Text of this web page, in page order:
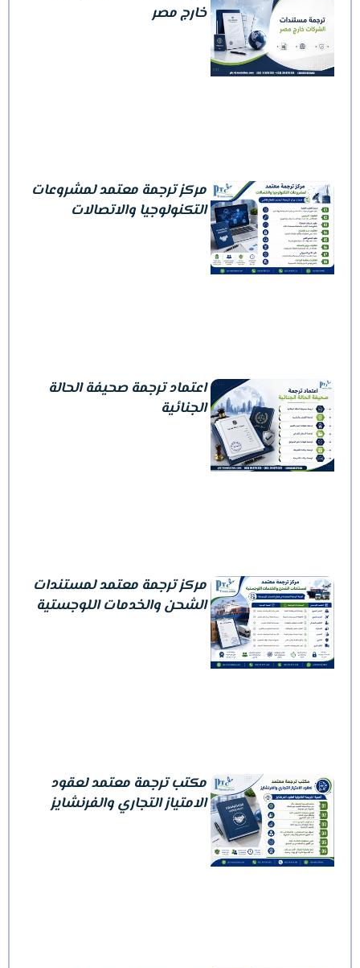
خارج مصر
مركز ترجمة معتمد لمشروعات
التكنولوجيا والاتصالات
اعتماد ترجمة صحيفة الحالة
الجنائية
مركز ترجمة معتمد لمستندات
الشحن والخدمات اللوجستية
مكتب ترجمة معتمد لعقود
الامتياز التجاري والفرنشايز